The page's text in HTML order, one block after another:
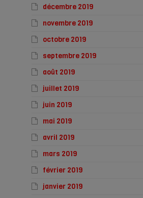
décembre 2019
novembre 2019
octobre 2019
septembre 2019
août 2019
juillet 2019
juin 2019
mai 2019
avril 2019
mars 2019
février 2019
janvier 2019